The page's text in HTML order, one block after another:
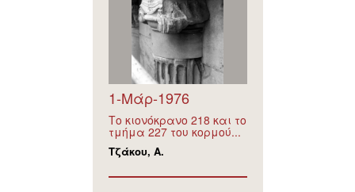
1-Μάρ-1976
Το κιονόκρανο 218 και το
τμήμα 227 του κορμού...
Τζάκου, Α.